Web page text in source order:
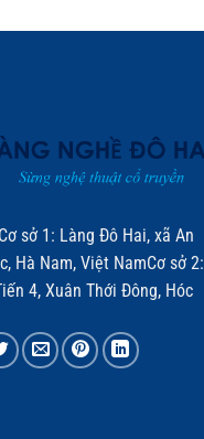
sở 1: Làng Đô Hai, xã An
Hà Nam, Việt NamCơ sở 2:
4, Xuân Thới Đông, Hóc